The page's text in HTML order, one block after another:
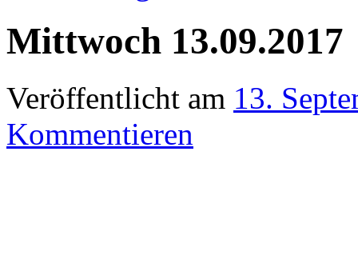
Mittwoch 13.09.2017
Veröffentlicht am 13.
Kommentieren